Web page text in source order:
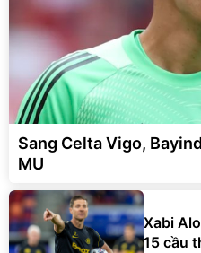
Sang Celta Vigo,
MU
Xabi
15 cầu